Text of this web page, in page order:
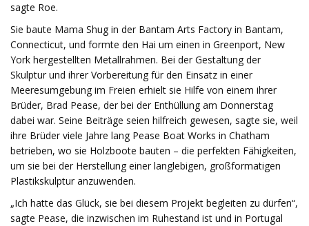
sagte Roe.
Sie baute Mama Shug in der Bantam Arts Factory in Bantam,
Connecticut, und formte den Hai um einen in Greenport, New
York hergestellten Metallrahmen. Bei der Gestaltung der
Skulptur und ihrer Vorbereitung für den Einsatz in einer
Meeresumgebung im Freien erhielt sie Hilfe von einem ihrer
Brüder, Brad Pease, der bei der Enthüllung am Donnerstag
dabei war. Seine Beiträge seien hilfreich gewesen, sagte sie, weil
ihre Brüder viele Jahre lang Pease Boat Works in Chatham
betrieben, wo sie Holzboote bauten – die perfekten Fähigkeiten,
um sie bei der Herstellung einer langlebigen, großformatigen
Plastikskulptur anzuwenden.
„Ich hatte das Glück, sie bei diesem Projekt begleiten zu dürfen“,
sagte Pease, die inzwischen im Ruhestand ist und in Portugal